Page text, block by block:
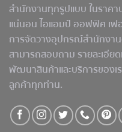
สำนักงานทุกรูปแบบ ในราค
แน่นอน ไอแอมป์ ออฟฟิศ เฟ
การจัดวางอุปกรณ์สำนักงาน
สามารถสอบถาม รายละเอีย
พัฒนาสินค้าและบริการของ
ลูกค้าทุกท่าน.